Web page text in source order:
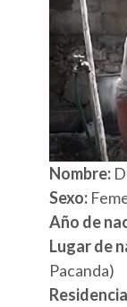
Nombre:
Sexo:
Año de
Lugar de
Pacanda)